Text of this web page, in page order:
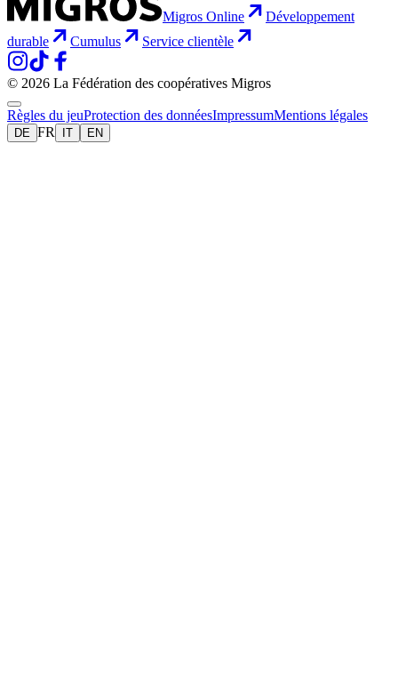
Migros Online
Développement
durable
Cumulus Service clientèle
© 2026 La Fédération des coopératives Migros
Règles du jeuProtection des donnéesImpressumMentions légales
DE FR IT EN